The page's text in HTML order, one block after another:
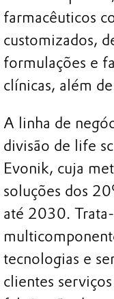
farmacêuticos
customizados,
formulações e
clínicas, além
A linha de
divisão de life
Evonik, cuja
soluções dos
até 2030.
tecnologias e
clientes